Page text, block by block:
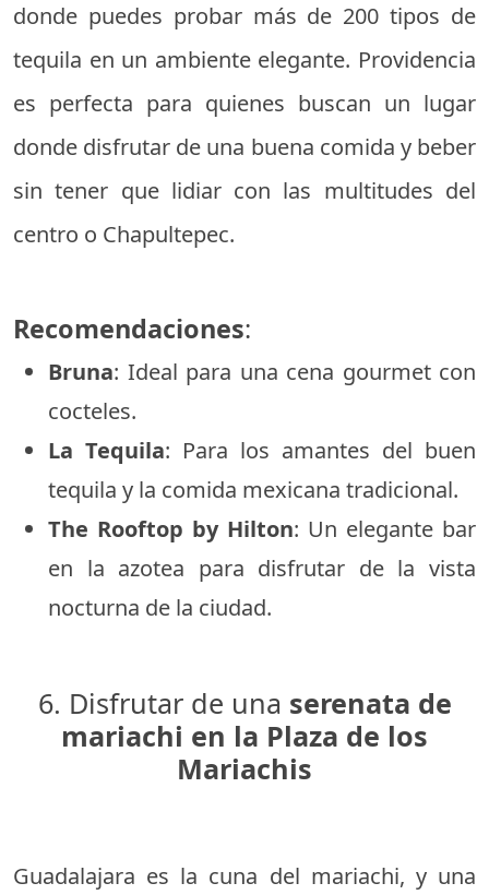
donde puedes probar más de 200 tipos de
tequila en un ambiente elegante. Providencia
es perfecta para quienes buscan un lugar
donde disfrutar de una buena comida y beber
sin tener que lidiar con las multitudes del
centro o Chapultepec.
Recomendaciones:
Bruna: Ideal para una cena gourmet con
cocteles.
La Tequila: Para los amantes del buen
tequila y la comida mexicana tradicional.
The Rooftop by Hilton: Un elegante bar
en la azotea para disfrutar de la vista
nocturna de la ciudad.
6. Disfrutar de una serenata de
mariachi en la Plaza de los
Mariachis
Guadalajara es la cuna del mariachi, y una